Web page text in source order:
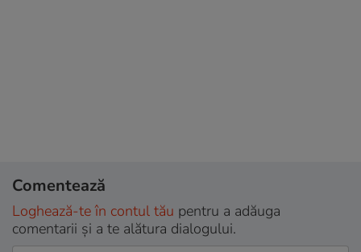
Comentează
Loghează-te în contul tău pentru a adăuga
comentarii și a te alătura dialogului.